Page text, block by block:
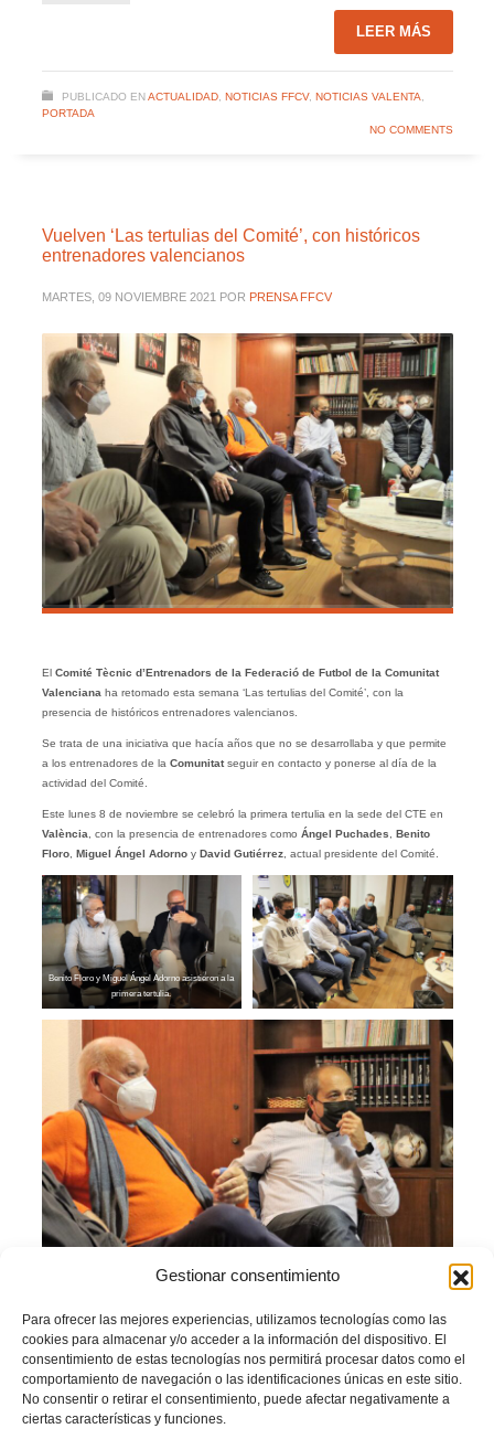
Gestionar consentimiento
Para ofrecer las mejores experiencias, utilizamos tecnologías como las
cookies para almacenar y/o acceder a la información del dispositivo. El
consentimiento de estas tecnologías nos permitirá procesar datos como el
comportamiento de navegación o las identificaciones únicas en este sitio.
No consentir o retirar el consentimiento, puede afectar negativamente a
ciertas características y funciones.
LEER MÁS
PUBLICADO EN ACTUALIDAD, NOTICIAS FFCV, NOTICIAS VALENTA,
PORTADA
NO COMMENTS
Vuelven ‘Las tertulias del Comité’, con históricos
entrenadores valencianos
MARTES, 09 NOVIEMBRE 2021 POR PRENSA FFCV
El Comité Tècnic d’Entrenadors de la Federació de Futbol de la Comunitat
Valenciana ha retomado esta semana ‘Las tertulias del Comité’, con la
presencia de históricos entrenadores valencianos.
Se trata de una iniciativa que hacía años que no se desarrollaba y que permite
a los entrenadores de la Comunitatseguir en contacto y ponerse al día de la
actividad del Comité.
Este lunes 8 de noviembre se celebró la primera tertulia en la sede del CTE en
València , con la presencia de entrenadores como Ángel Puchades
Benito
Floro, Miguel Ángel Adorno yDavid Gutiérrez, actual presidente del Comité.
Benito Floro y Miguel Ángel Adorno asistieron a la
primera tertulia.
También participaron en esta primera cita de la temporadaJosé Correcher
Bernardo García,Isidro Pérez,Vicente Medina,Fran Llorente,Antonio Floro,
Ángel Gallego yJavier Aguilar.
La intención del Comité es realizar estas tertulias al menos una vez al mes.